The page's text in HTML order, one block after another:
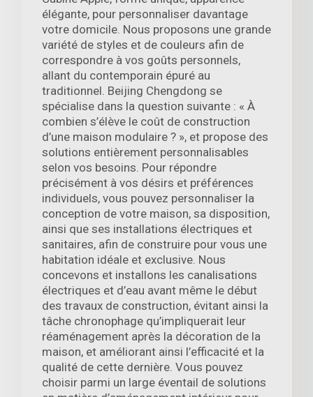
élégante, pour personnaliser davantage
votre domicile. Nous proposons une grande
variété de styles et de couleurs afin de
correspondre à vos goûts personnels,
allant du contemporain épuré au
traditionnel. Beijing Chengdong se
spécialise dans la question suivante : « À
combien s’élève le coût de construction
d’une maison modulaire ? », et propose des
solutions entièrement personnalisables
selon vos besoins. Pour répondre
précisément à vos désirs et préférences
individuels, vous pouvez personnaliser la
conception de votre maison, sa disposition,
ainsi que ses installations électriques et
sanitaires, afin de construire pour vous une
habitation idéale et exclusive. Nous
concevons et installons les canalisations
électriques et d’eau avant même le début
des travaux de construction, évitant ainsi la
tâche chronophage qu’impliquerait leur
réaménagement après la décoration de la
maison, et améliorant ainsi l’efficacité et la
qualité de cette dernière. Vous pouvez
choisir parmi un large éventail de solutions